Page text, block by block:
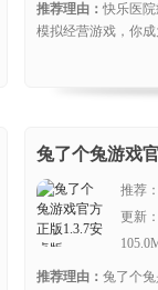
推荐理由： 快乐医
模拟经营游戏，你
兔了个兔游戏
推荐：
更新：
推荐理由： 兔了个